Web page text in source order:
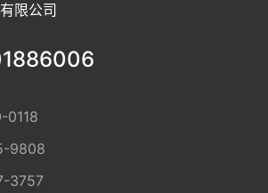
限公司
0118
9808
3757